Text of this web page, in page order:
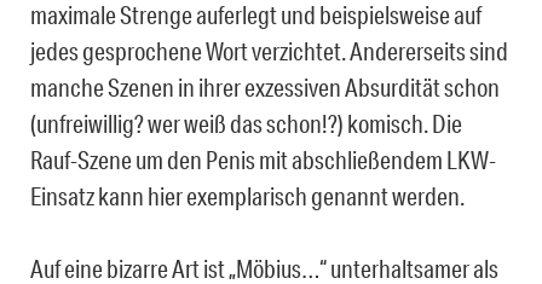
maximale Strenge auferlegt und beispielsweise auf
jedes gesprochene Wort verzichtet. Andererseits sind
manche Szenen in ihrer exzessiven Absurdität schon
(unfreiwillig? wer weiß das schon!?) komisch. Die
Rauf-Szene um den Penis mit abschließendem LKW-
Einsatz kann hier exemplarisch genannt werden.
Auf eine bizarre Art ist „Möbius…“ unterhaltsamer als